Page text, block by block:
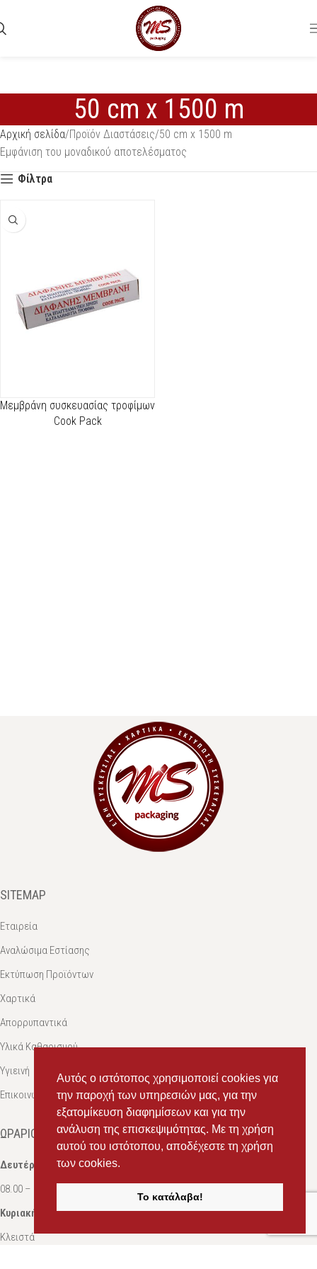
Αυτός ο ιστότοπος χρησιμοποιεί cookies για
την παροχή των υπηρεσιών μας, για την
εξατομίκευση διαφημίσεων και για την
ανάλυση της επισκεψιμότητας. Με τη χρήση
αυτού του ιστότοπου, αποδέχεστε τη χρήση
των cookies.
Το κατάλαβα!
50 cm x 1500 m
Αρχική σελίδα Προϊόν Διαστάσεις 50 cm x 1500 m
Εμφάνιση του μοναδικού αποτελέσματος
Φίλτρα
Μεμβράνη συσκευασίας τροφίμων
Cook Pack
SITEMAP
Εταιρεία
Αναλώσιμα Εστίασης
Εκτύπωση Προϊόντων
Χαρτικά
Απορρυπαντικά
Υλικά Καθαρισμού
Υγιεινή
Επικοινωνία
ΩΡΆΡΙΟ
Δευτέρα-Σάββατο:
08.00 – 16.00
Κυριακή:
Κλειστά